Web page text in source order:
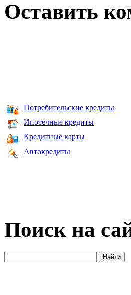
Оставить
Потребительские кредиты
Ипотечные кредиты
Кредитные карты
Автокредиты
Поиск на